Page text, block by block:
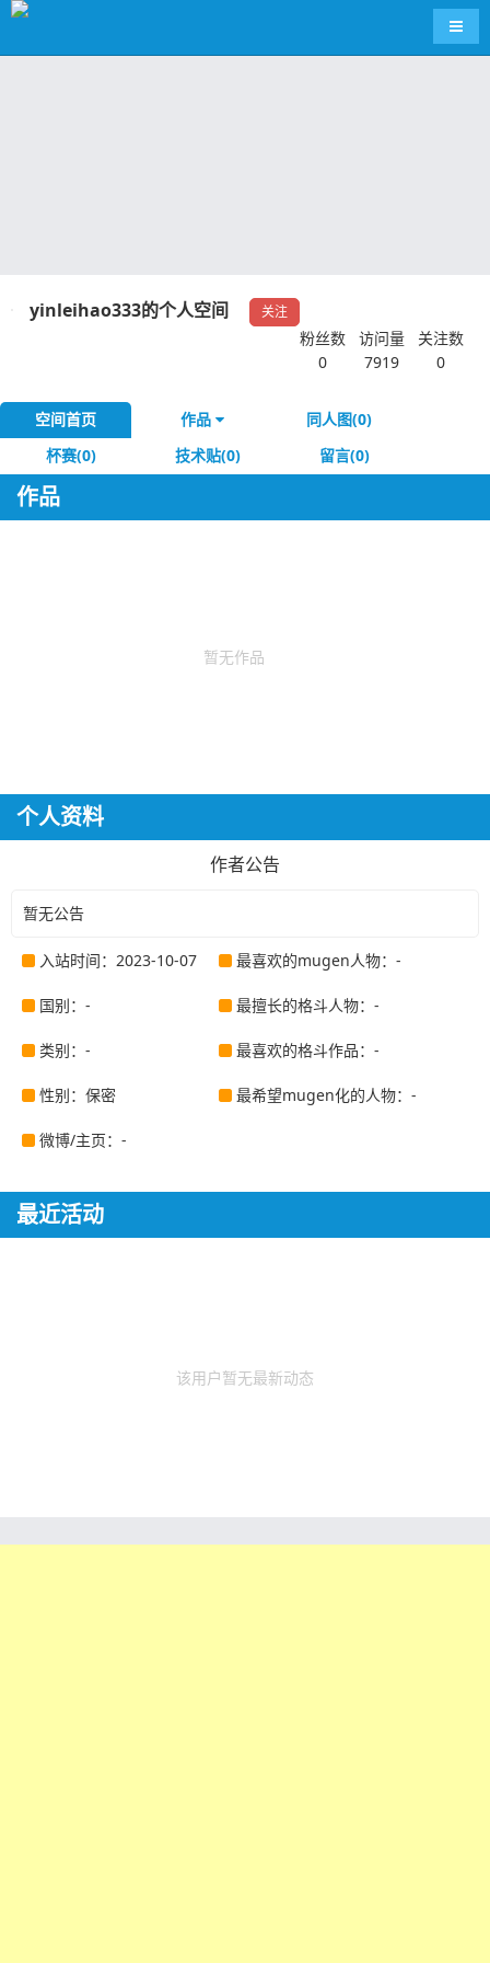
导航
yinleihao333的个人空间 关注
粉丝数
0
访问量
7919
关注数
0
空间首页 作品
同人图(0)
杯赛(0)
技术贴(0) 留言(0)
作品
暂无作品
个人资料
作者公告
暂无公告
入站时间：2023-10-07
国别：-
类别：-
性别：保密
微博/主页：-
最喜欢的mugen人物：-
最擅长的格斗人物：-
最喜欢的格斗作品：-
最希望mugen化的人物：-
最近活动
该用户暂无最新动态